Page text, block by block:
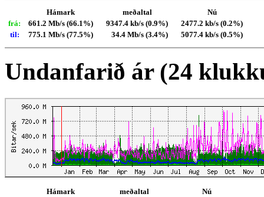
Hámark meðaltal
Nú
frá:
661.2 Mb/s (66.1%) 9347.4 kb/s (0.9%)
2477.2 kb/s (0.2%)
til:
775.1 Mb/s (77.5%) 34.4 Mb/s (3.4%) 5077.4 kb/s (0.5%)
Undanfarið ár (24
Hámark meðaltal
Nú